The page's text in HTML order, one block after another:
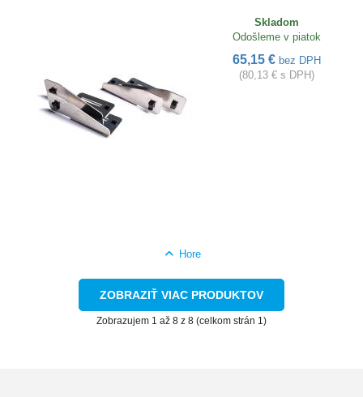
Skladom
Odošleme v piatok
65,15 € bez DPH
(80,13 € s DPH)
Hore
ZOBRAZIŤ VIAC PRODUKTOV
Zobrazujem 1 až 8 z 8 (celkom strán 1)